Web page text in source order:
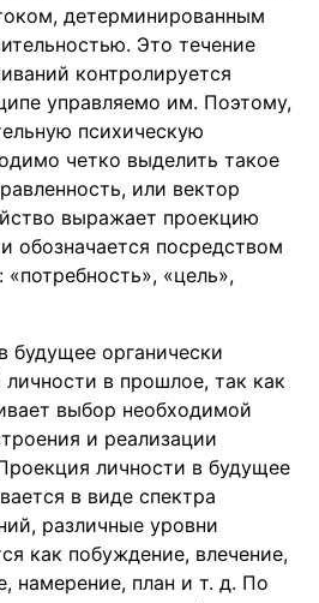
детерминированным
Это течение
контролируется
управляемо им. Поэтому,
психическую
четко выделить такое
или вектор
выражает проекцию
обозначается посредством
«цель»,
будущее органически
личности в прошлое, так как
выбор необходимой
и реализации
личности в будущее
в виде спектра
различные уровни
как побуждение, влечение,
намерение, план и т. д. По